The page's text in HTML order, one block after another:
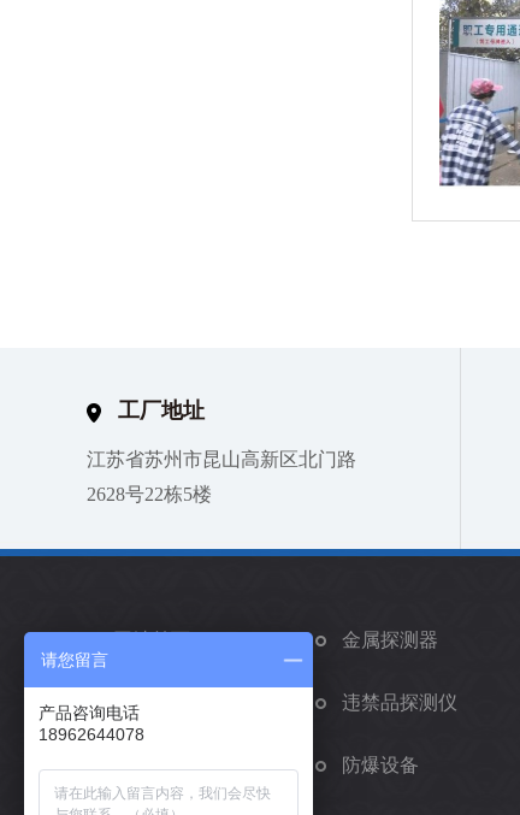
工厂地址
江苏省苏州市昆山高新区北门路
2628号22栋5楼
金属探测器
矫正手环 违禁品探测仪
车辆安检系统 防爆设备
请您留言
产品咨询电话
18962644078